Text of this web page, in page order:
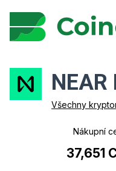
NEAR
Všechny
Nákupní
37,651